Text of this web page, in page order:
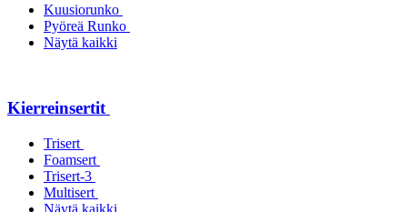
Kuusiorunko
Pyöreä Runko
Näytä kaikki
Kierreinsertit
Trisert
Foamsert
Trisert-3
Multisert
Näytä kaikki